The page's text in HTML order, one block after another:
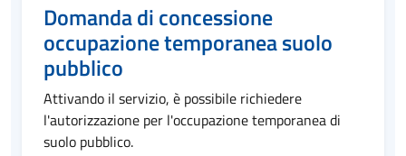
Domanda di concessione
occupazione temporanea suolo
pubblico
Attivando il servizio, è possibile richiedere
l'autorizzazione per l'occupazione temporanea di
suolo pubblico.